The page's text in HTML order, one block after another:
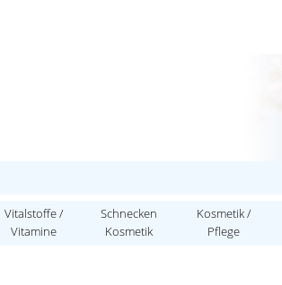
Vitalstoffe /
Vitamine
Schnecken
Kosmetik
Kosmetik /
Pflege